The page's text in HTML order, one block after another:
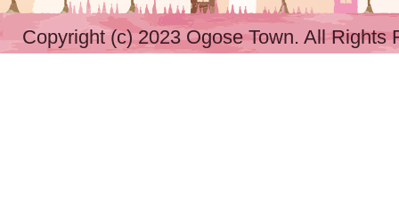
Copyright (c) 2023 Ogose Town. All Rights